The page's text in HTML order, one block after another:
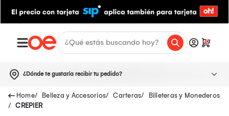
0
¿Dónde te gustaría recibir tu pedido?
Belleza y Accesorios Carteras
Billeteras y Monederos
CREPIER